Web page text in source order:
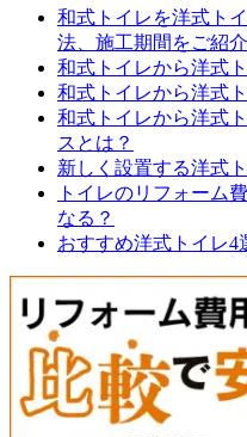
和式トイレを洋式ト
法、施工期間をご紹介
和式トイレから洋式
和式トイレから洋式
和式トイレから洋式
スとは？
新しく設置する洋式
トイレのリフォーム
なる？
おすすめ洋式トイレ4